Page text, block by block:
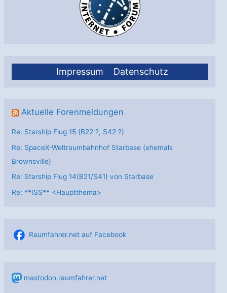
Impressum Datenschutz
Aktuelle Forenmeldungen
Re: Starship Flug 15 (B22 ?, S42 ?)
Re: SpaceX-Weltraumbahnhof Starbase (ehemals
Brownsville)
Re: Starship Flug 14(B21/S41) von Starbase
Re: **ISS** <Hauptthema>
Raumfahrer.net auf Facebook
mastodon.raumfahrer.net